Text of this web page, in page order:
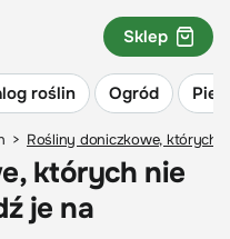
roślin Ogród
Sklep
> Rośliny doniczkowe, których
których nie
je na